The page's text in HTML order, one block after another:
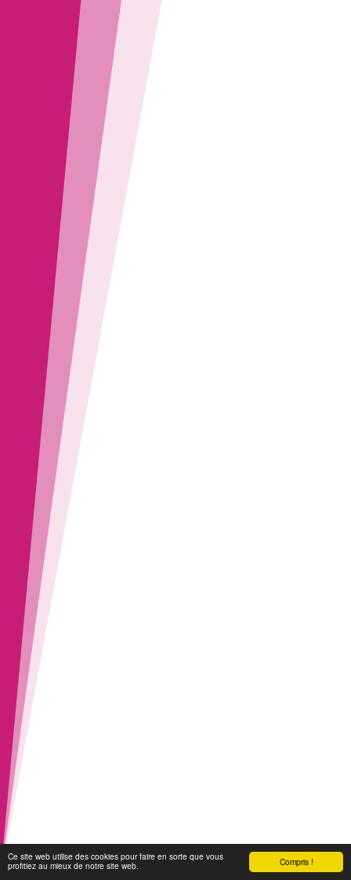
Compris !
Ce site web utilise des cookies pour faire en sorte que vous
profitiez au mieux de notre site web.